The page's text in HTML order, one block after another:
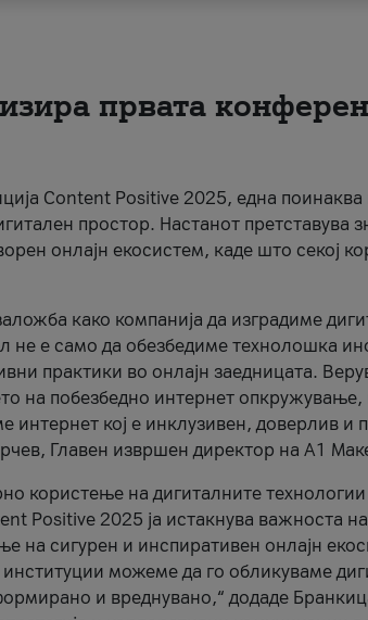
првата
Content Positive 2025, една
простор. Настанот претставува
онлајн екосистем, каде што секој
како компанија да изградиме
е само да обезбедиме технолошка
практики во онлајн заедницата.
на побезбедно интернет
кој е инклузивен, доверлив и
Главен извршен директор на А1
користење на дигиталните
Positive 2025 ја истакнува важноста
на сигурен и инспиративен онлајн
можеме да го обликуваме
и вреднувано,“ додаде